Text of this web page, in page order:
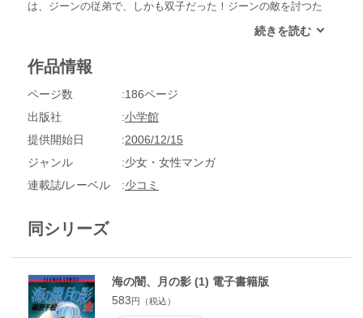
は、ジーンの従弟で、しかも双子だった！ジーンの敵を討つた
彼らのチームワークの前では、流風たちの能力は通用しない。
作品情報
ページ数
186ページ
出版社
小学館
提供開始日
2006/12/15
ジャンル
少女・女性マンガ
連載誌/レーベル
少コミ
同シリーズ
海の闇、月の影 (1) 電子書籍版
583円（税込）